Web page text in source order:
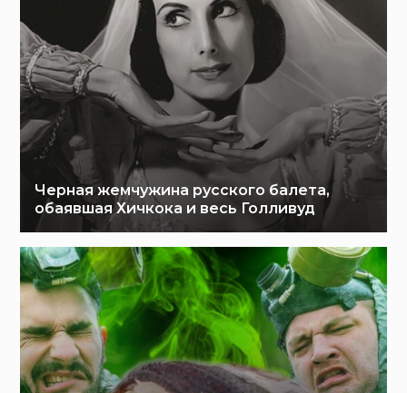
Черная жемчужина русского балета,
обаявшая Хичкока и весь Голливуд